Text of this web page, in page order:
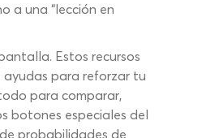
a una “lección en
Estos recursos
para reforzar tu
para comparar,
botones especiales del
probabilidades de